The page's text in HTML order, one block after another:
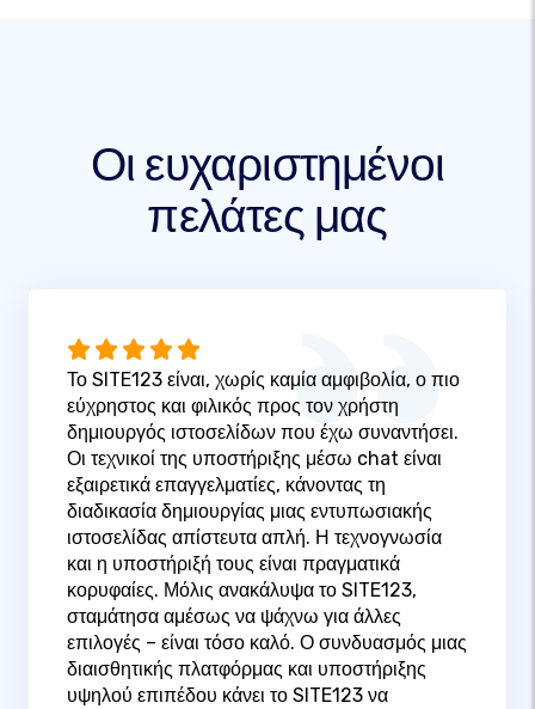
Οι ευχαριστημένοι
πελάτες μας
Το SITE123 είναι, χωρίς καμία αμφιβολία, ο πιο
εύχρηστος και φιλικός προς τον χρήστη
δημιουργός ιστοσελίδων που έχω συναντήσει.
Οι τεχνικοί της υποστήριξης μέσω chat είναι
εξαιρετικά επαγγελματίες, κάνοντας τη
διαδικασία δημιουργίας μιας εντυπωσιακής
ιστοσελίδας απίστευτα απλή. Η τεχνογνωσία
και η υποστήριξή τους είναι πραγματικά
κορυφαίες. Μόλις ανακάλυψα το SITE123,
σταμάτησα αμέσως να ψάχνω για άλλες
επιλογές – είναι τόσο καλό. Ο συνδυασμός μιας
διαισθητικής πλατφόρμας και υποστήριξης
υψηλού επιπέδου κάνει το SITE123 να